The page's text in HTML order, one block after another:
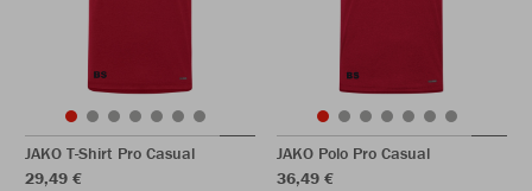
JAKO T-Shirt Pro Casual
29,49 €
JAKO Polo Pro Casual
36,49 €